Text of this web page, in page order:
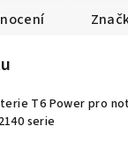
T6 Power pro
serie